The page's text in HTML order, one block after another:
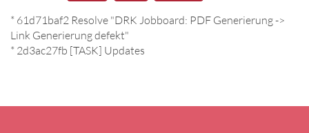
* 61d71baf2 Resolve "DRK Jobboard: PDF Generierung ->
Link Generierung defekt"
* 2d3ac27fb [TASK] Updates